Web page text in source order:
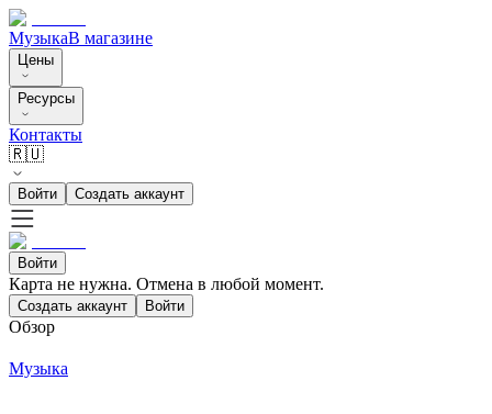
МузыкаВ магазине
Цены
Ресурсы
Контакты
🇷🇺
Войти Создать аккаунт
Войти
Карта не нужна. Отмена в любой момент.
Создать аккаунт Войти
Обзор
Музыка